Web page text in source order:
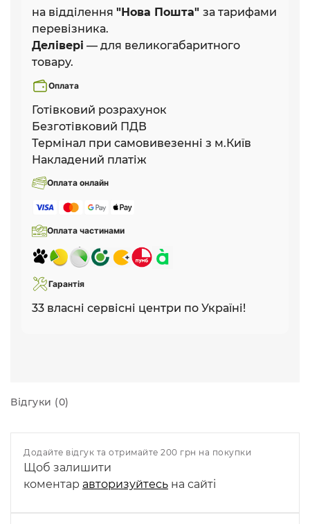
на відділення "Нова Пошта" за тарифами
перевізника.
Делівері — для великогабаритного
товару.
Оплата
Готівковий розрахунок
Безготівковий ПДВ
Термінал при самовивезенні з м.Київ
Накладений платіж
Оплата онлайн
Оплата частинами
Гарантія
33 власні сервісні центри по Україні!
Відгуки (0)
Додайте відгук та отримайте 200 грн на покупки
Щоб залишити
коментар авторизуйтесь на сайті